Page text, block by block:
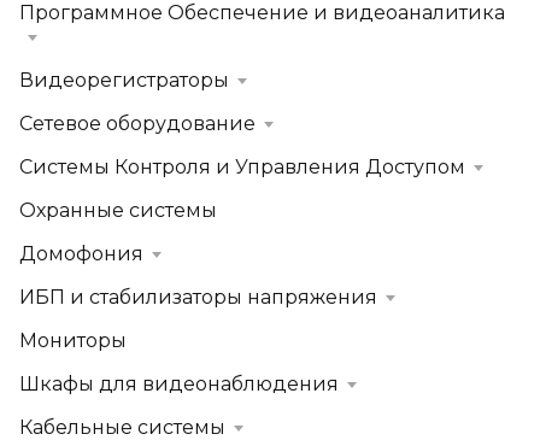
Программное Обеспечение и видеоаналитика
Видеорегистраторы
Сетевое оборудование
Системы Контроля и Управления Доступом
Охранные системы
Домофония
ИБП и стабилизаторы напряжения
Мониторы
Шкафы для видеонаблюдения
Кабельные системы